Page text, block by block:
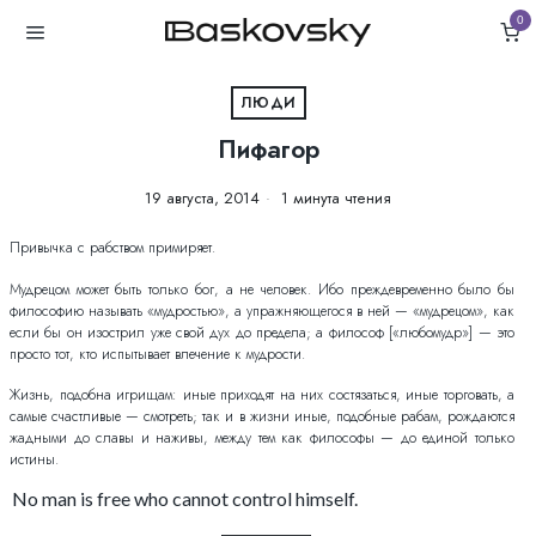
0
ЛЮДИ
Пифагор
19 августа, 2014 1 минута чтения
Привычка с рабством примиряет.
Мудрецом может быть только бог, а не человек. Ибо преждевременно было бы
философию называть «мудростью», а упражняющегося в ней — «мудрецом», как
если бы он изострил уже свой дух до предела; а философ [«любомудр»] — это
просто тот, кто испытывает влечение к мудрости.
Жизнь, подобна игрищам: иные приходят на них состязаться, иные торговать, а
самые счастливые — смотреть; так и в жизни иные, подобные рабам, рождаются
жадными до славы и наживы, между тем как философы — до единой только
истины.
No man is free who cannot control himself.